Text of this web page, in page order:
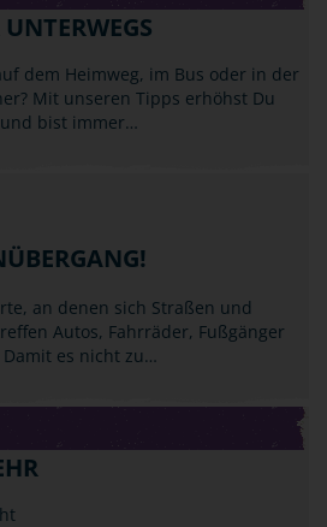
dem Heimweg, im Bus oder in der
Mit unseren Tipps erhöhst Du
bist immer…
an denen sich Straßen und
Autos, Fahrräder, Fußgänger
es nicht zu…